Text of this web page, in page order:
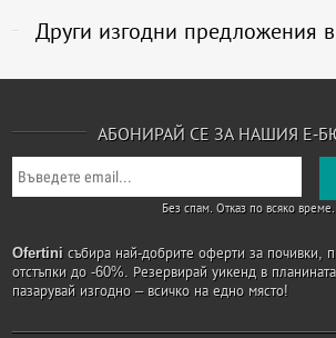
Други изгодни предложения в
АБОНИРАЙ СЕ ЗА НАШИЯ Е-
Без спам. Отказ по всяко време.
Ofertini събира най-добрите оферти за почивки,
отстъпки до -60%. Резервирай уикенд в
пазарувай изгодно – всичко на едно място!